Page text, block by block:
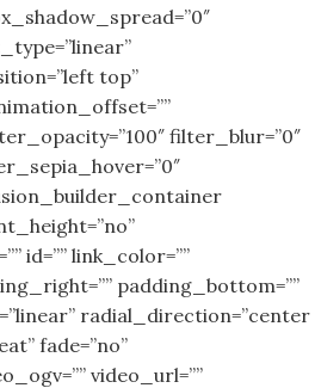
top”
filter_blur=”0″
id=”” link_color=””
padding_bottom=””
radial_direction=”center
fade=”no”
video_url=””